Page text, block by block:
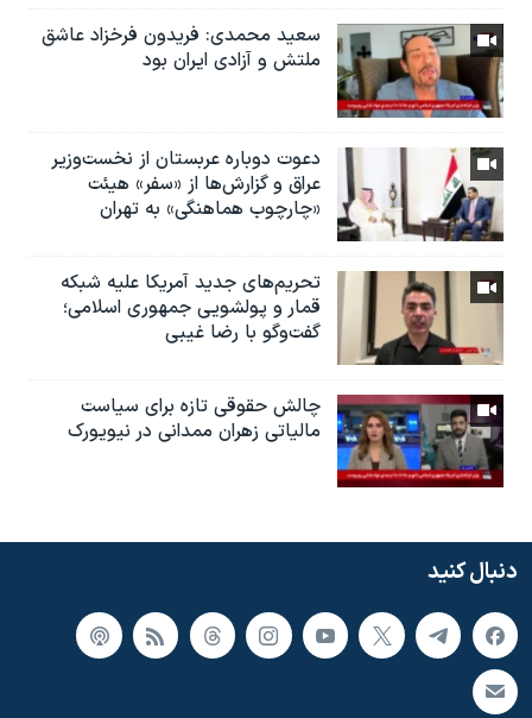
سعید محمدی: فریدون فرخزاد عاشق
ملتش و آزادی ایران بود
دعوت دوباره عربستان از نخست‌وزیر
عراق و گزارش‌ها از «سفر» هیئت
«چارچوب هماهنگی» به تهران
تحریم‌های جدید آمریکا علیه شبکه
قمار و پولشویی جمهوری اسلامی؛
گفت‌وگو با رضا غیبی
چالش حقوقی تازه برای سیاست
مالیاتی زهران ممدانی در نیویورک
دنبال کنید